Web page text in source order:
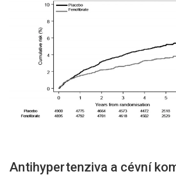
Antihypertenziva a cévní